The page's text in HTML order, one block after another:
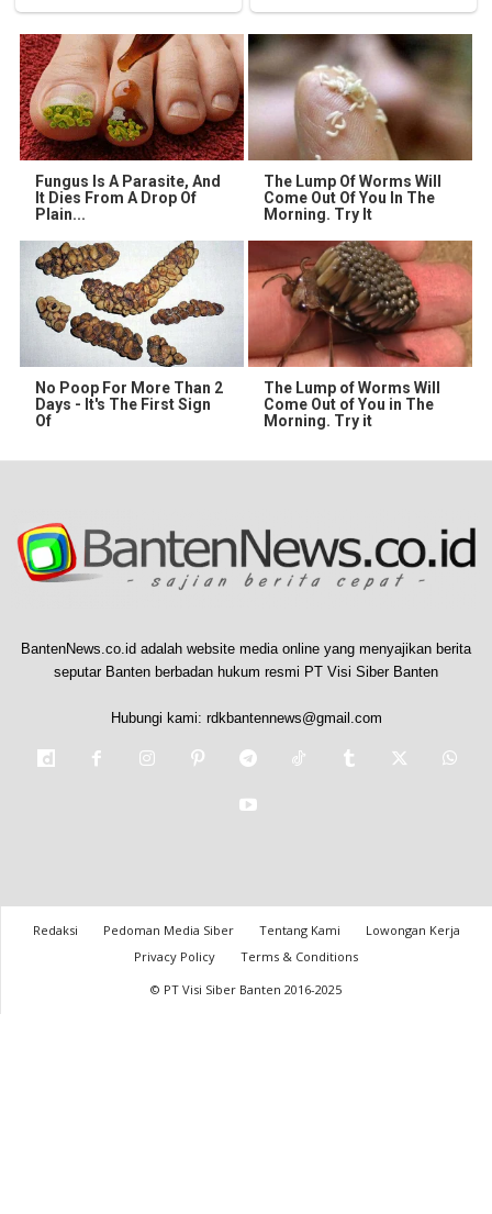
Fungus Is A Parasite, And
It Dies From A Drop Of
Plain...
The Lump Of Worms Will
Come Out Of You In The
Morning. Try It
No Poop For More Than 2
Days - It's The First Sign
Of
The Lump of Worms Will
Come Out of You in The
Morning. Try it
BantenNews.co.id adalah website media online yang menyajikan berita
seputar Banten berbadan hukum resmi PT Visi Siber Banten
Hubungi kami: rdkbantennews@gmail.com
Redaksi Pedoman Media Siber Tentang Kami
Lowongan Kerja
Privacy Policy
Terms & Conditions
© PT Visi Siber Banten 2016-2025